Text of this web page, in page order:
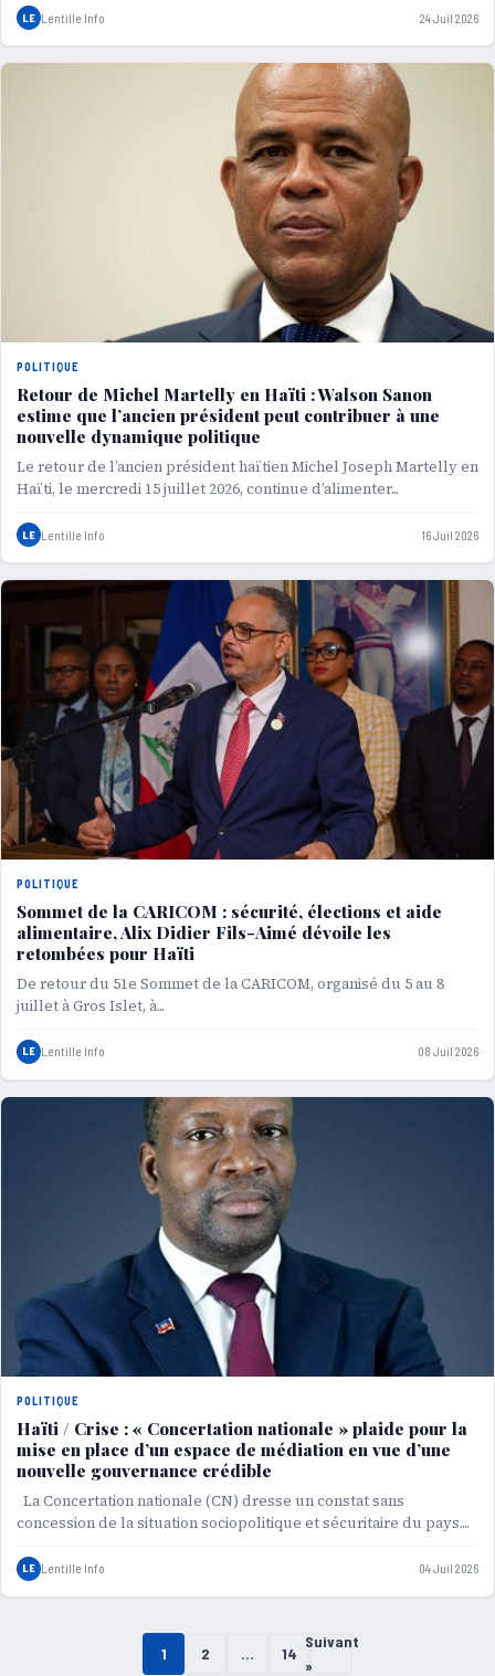
LE Lentille Info 24 Juil 2026
POLITIQUE
Retour de Michel Martelly en Haïti : Walson Sanon
estime que l’ancien président peut contribuer à une
nouvelle dynamique politique
Le retour de l’ancien président haïtien Michel Joseph Martelly en
Haïti, le mercredi 15 juillet 2026, continue d’alimenter...
LE Lentille Info 16 Juil 2026
POLITIQUE
Sommet de la CARICOM : sécurité, élections et aide
alimentaire, Alix Didier Fils-Aimé dévoile les
retombées pour Haïti
De retour du 51e Sommet de la CARICOM, organisé du 5 au 8
juillet à Gros Islet, à...
LE Lentille Info 08 Juil 2026
POLITIQUE
Haïti / Crise : « Concertation nationale » plaide pour la
mise en place d’un espace de médiation en vue d’une
nouvelle gouvernance crédible
La Concertation nationale (CN) dresse un constat sans
concession de la situation sociopolitique et sécuritaire du pays....
LE Lentille Info 04 Juil 2026
1 2 … 14
Suivant
»